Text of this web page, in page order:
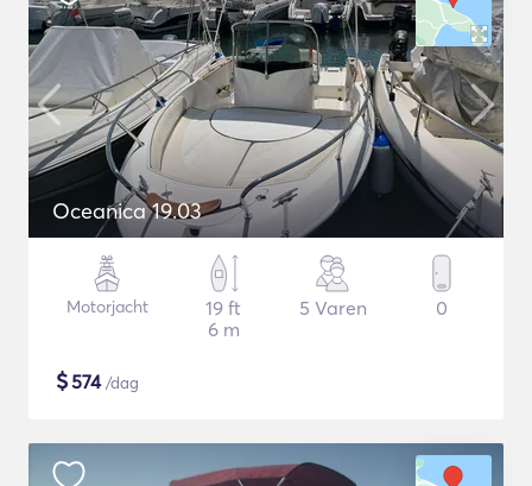
Oceanica 19.03
Motorjacht
19 ft
6 m
5 Varen 0
$574/dag